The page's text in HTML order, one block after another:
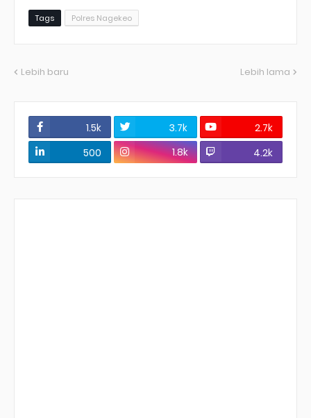
Tags Polres Nagekeo
Lebih baru Lebih lama
1.5k 3.7k
2.7k
500
1.8k 4.2k